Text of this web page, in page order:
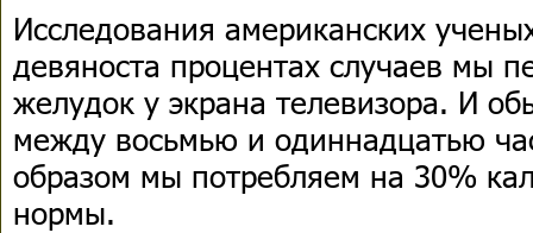
Исследования американских
девяноста процентах случаев мы
желудок у экрана телевизора. И
между восьмью и одиннадцатью
образом мы потребляем на 30%
нормы.